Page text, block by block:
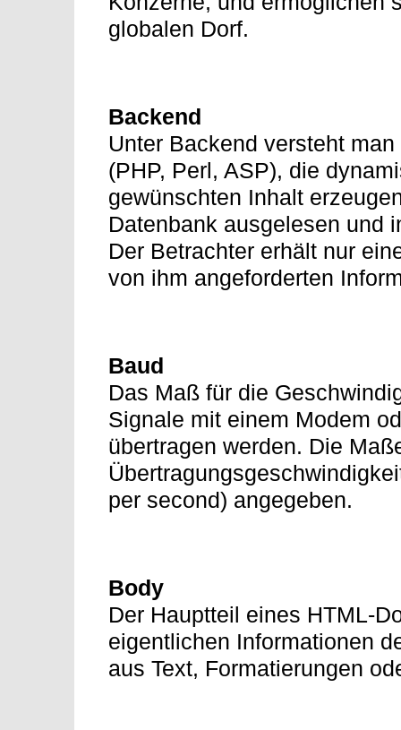
globalen Dorf.
Backend
Unter Backend versteht
(PHP, Perl, ASP), die
gewünschten Inhalt
Datenbank ausgelesen und
Der Betrachter erhält nur
von ihm angeforderten
Baud
Das Maß für die
Signale mit einem Modem
übertragen werden. Die
per second) angegeben.
Body
Der Hauptteil eines HTML-
eigentlichen Informationen
aus Text, Formatierungen